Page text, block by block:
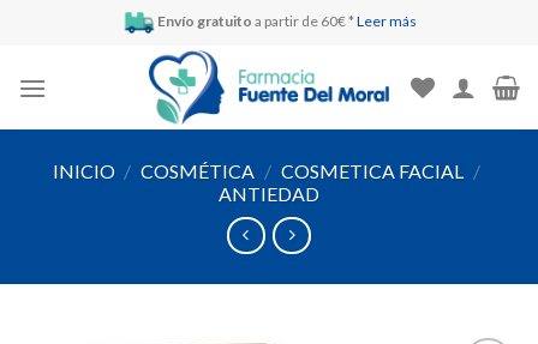
Envío gratuito a partir de 60€ * Leer más
INICIO / COSMÉTICA / COSMETICA FACIAL /
ANTIEDAD